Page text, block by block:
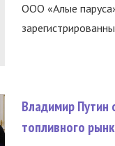
ООО «Алые
Владимир Путин
топливного